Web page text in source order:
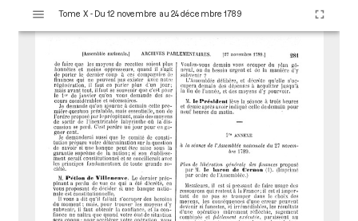
s
Tome X - Du 12 novembre au 24 décembre 1789